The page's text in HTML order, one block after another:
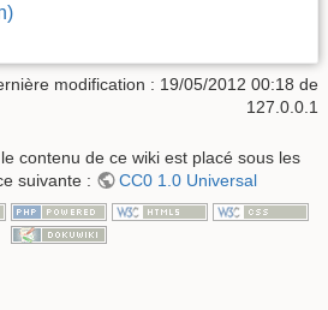
modification : 19/05/2012 00:18 de
127.0.0.1
contenu de ce wiki est placé sous les
suivante :
CC0 1.0 Universal